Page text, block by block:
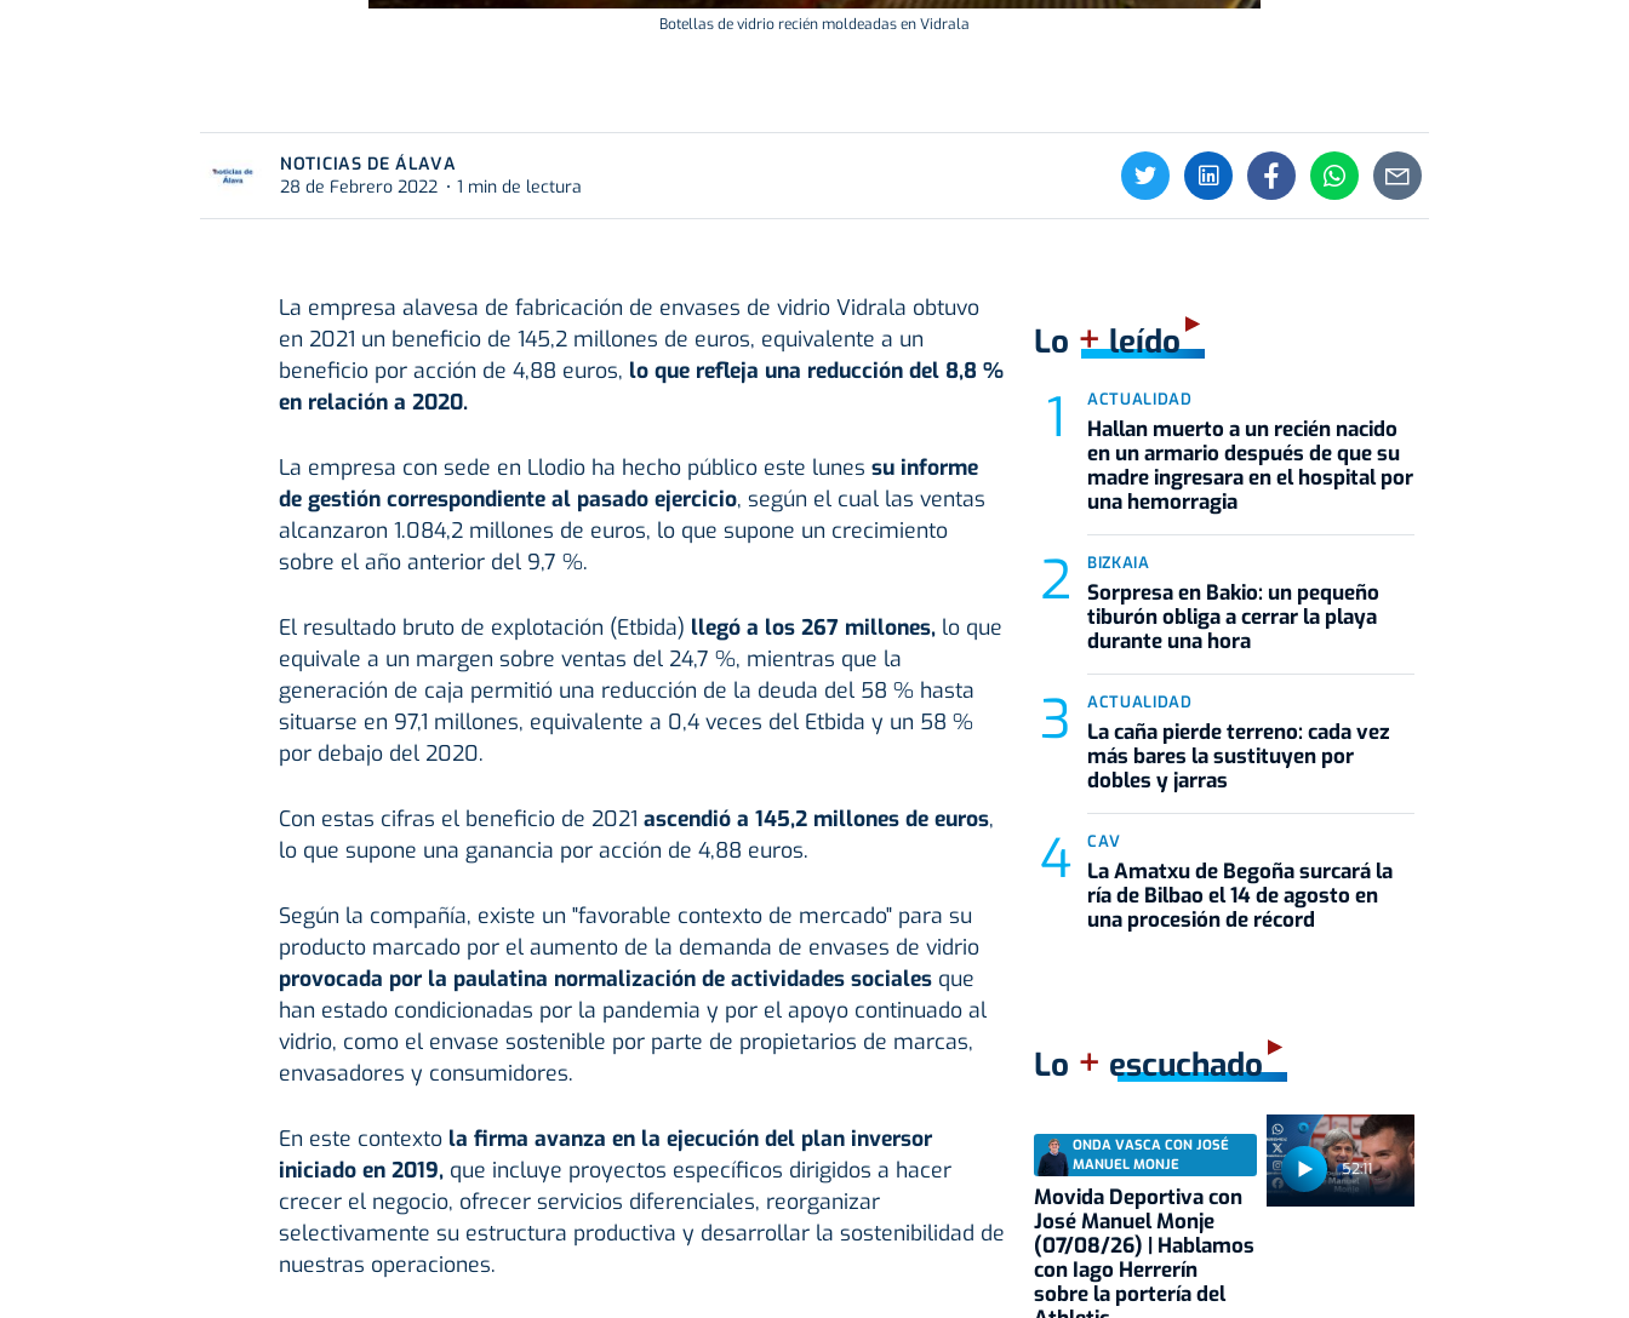
Botellas de vidrio recién moldeadas en Vidrala
NOTICIAS DE ÁLAVA
28 de Febrero 2022
1 min de lectura
La empresa alavesa de fabricación de envases de vidrio Vidrala obtuvo
en 2021 un beneficio de 145,2 millones de euros, equivalente a un
beneficio por acción de 4,88 euros, lo que refleja una reducción del 8,8 %
en relación a 2020.
La empresa con sede en Llodio ha hecho público este lunes su informe
de gestión correspondiente al pasado ejercicio, según el cual las ventas
alcanzaron 1.084,2 millones de euros, lo que supone un crecimiento
sobre el año anterior del 9,7 %.
El resultado bruto de explotación (Etbida) llegó a los 267 millones,lo que
equivale a un margen sobre ventas del 24,7 %, mientras que la
generación de caja permitió una reducción de la deuda del 58 % hasta
situarse en 97,1 millones, equivalente a 0,4 veces del Etbida y un 58 %
por debajo del 2020.
Con estas cifras el beneficio de 2021 ascendió a 145,2 millones de euros,
lo que supone una ganancia por acción de 4,88 euros.
Según la compañía, existe un "favorable contexto de mercado" para su
producto marcado por el aumento de la demanda de envases de vidrio
provocada por la paulatina normalización de actividades sociales que
han estado condicionadas por la pandemia y por el apoyo continuado al
vidrio, como el envase sostenible por parte de propietarios de marcas,
envasadores y consumidores.
En este contexto la firma avanza en la ejecución del plan inversor
iniciado en 2019, que incluye proyectos específicos dirigidos a hacer
crecer el negocio, ofrecer servicios diferenciales, reorganizar
selectivamente su estructura productiva y desarrollar la sostenibilidad de
nuestras operaciones.
Lo +leído
ACTUALIDAD
Hallan muerto a un recién nacido
en un armario después de que su
madre ingresara en el hospital por
una hemorragia
BIZKAIA
Sorpresa en Bakio: un pequeño
tiburón obliga a cerrar la playa
durante una hora
ACTUALIDAD
La caña pierde terreno: cada vez
más bares la sustituyen por
dobles y jarras
CAV
La Amatxu de Begoña surcará la
ría de Bilbao el 14 de agosto en
una procesión de récord
Lo + escuchado
52:11
ONDA VASCA CON JOSÉ
MANUEL MONJE
Movida Deportiva con
José Manuel Monje
(07/08/26) | Hablamos
con Iago Herrerín
sobre la portería del